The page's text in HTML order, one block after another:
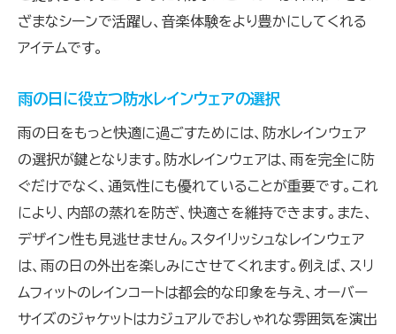
ざまなシーンで活躍し、音楽体験をより豊かにしてくれる
アイテムです。
雨の日に役立つ防水レインウェアの選択
雨の日をもっと快適に過ごすためには、防水レインウェア
の選択が鍵となります。防水レインウェアは、雨を完全に防
ぐだけでなく、通気性にも優れていることが重要です。これ
により、内部の蒸れを防ぎ、快適さを維持できます。また、
デザイン性も見逃せません。スタイリッシュなレインウェア
は、雨の日の外出を楽しみにさせてくれます。例えば、スリ
ムフィットのレインコートは都会的な印象を与え、オーバー
サイズのジャケットはカジュアルでおしゃれな雰囲気を演出